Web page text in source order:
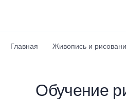
Главная Живопись и
Обучение